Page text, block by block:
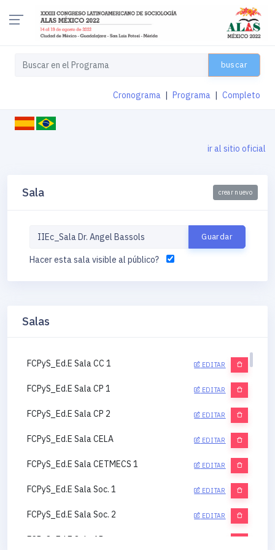
buscar
Cronograma Programa Completo
ir al sitio oficial
Sala crear nuevo
Hacer esta sala visible al público?
Salas
FCPyS_Ed.E Sala CC 1 EDITAR
FCPyS_Ed.E Sala CP 1 EDITAR
FCPyS_Ed.E Sala CP 2 EDITAR
FCPyS_Ed.E Sala CELA EDITAR
FCPyS_Ed.E Sala CETMECS 1 EDITAR
FCPyS_Ed.E Sala Soc. 1 EDITAR
FCPyS_Ed.E Sala Soc. 2 EDITAR
FCPyS_Ed.E Sala AP